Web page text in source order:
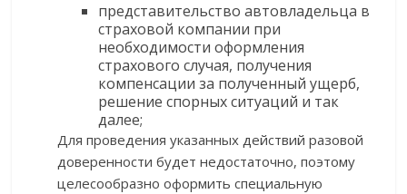
представительство автовладельца в
страховой компании при
необходимости оформления
страхового случая, получения
компенсации за полученный ущерб,
решение спорных ситуаций и так
далее;
Для проведения указанных действий разовой
доверенности будет недостаточно, поэтому
целесообразно оформить специальную